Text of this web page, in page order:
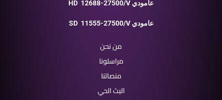
HD
12688-27500/V عامودي
SD 11555-27500/V عامودي
من نحن
مراسلونا
منصاتنا
البث الحي